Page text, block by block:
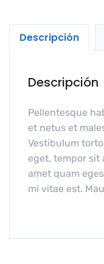
Descripción
Descripción
Pellentesque
et netus et
Vestibulum
eget, tempor sit
amet quam
mi vitae est.